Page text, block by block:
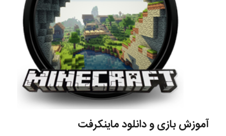
آموزش بازی و دانلود ‎‫ماینکرفت‬‎